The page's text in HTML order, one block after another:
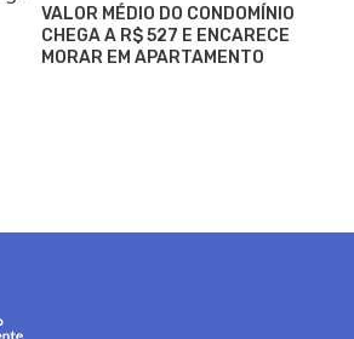
VALOR MÉDIO DO CONDOMÍNIO
CHEGA A R$ 527 E ENCARECE
MORAR EM APARTAMENTO